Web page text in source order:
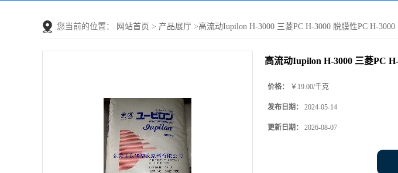
您当前的位置： 网站首页 > 产品展厅 >高流动Iupilon H-3000 三菱PC H-3000 脱膜性PC H-3000
高流动Iupilon H-3000 三菱PC
价格： ￥19.00/千克
发布日期： 2024-05-14
更新日期： 2026-08-07